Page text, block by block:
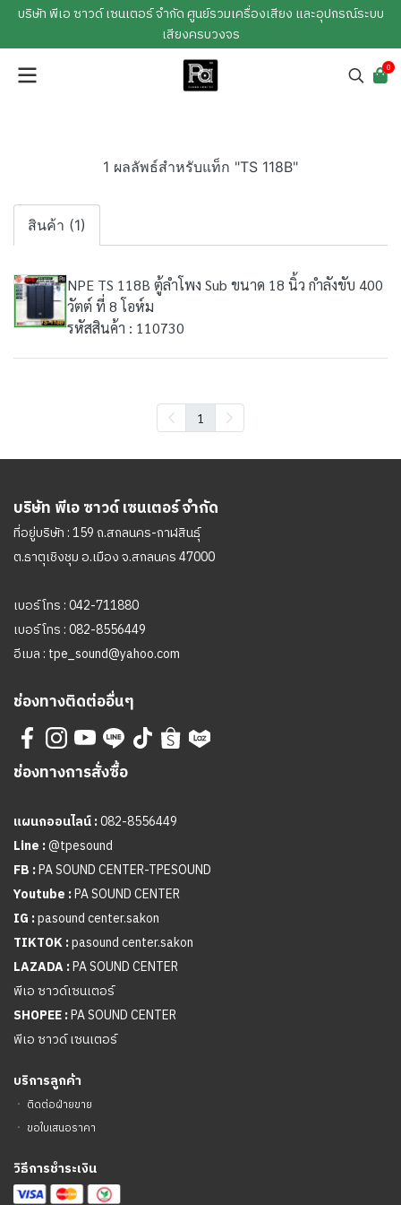
บริษัท พีเอ ซาวด์ เซนเตอร์ จำกัด ศูนย์รวมเครื่องเสียง และอุปกรณ์ระบบ
เสียงครบวงจร
0
1 ผลลัพธ์สำหรับแท็ก "TS 118B"
สินค้า (1)
NPE TS 118B ตู้ลำโพง Sub ขนาด 18 นิ้ว กำลังขับ 400
วัตต์ ที่ 8 โอห์ม
รหัสสินค้า : 110730
1
บริษัท พีเอ ซาวด์ เซนเตอร์ จำกัด
ที่อยู่บริษัท : 159 ถ.สกลนคร-กาฬสินธุ์
ต.ธาตุเชิงชุม อ.เมือง จ.สกลนคร 47000
เบอร์โทร :042-711880
เบอร์โทร :082-8556449
อีเมล : tpe_sound@yahoo.com
ช่องทางติดต่ออื่นๆ
ช่องทางการสั่งซื้อ
แผนกออนไลน์ :082-8556449
Line :@tpesound
FB :PA SOUND CENTER-TPESOUND
Youtube :PA SOUND CENTER
IG :pasound center.sakon
TIKTOK :pasound center.sakon
LAZADA :PA SOUND CENTER
พีเอ ซาวด์เซนเตอร์
SHOPEE :PA SOUND CENTER
พีเอ ซาวด์ เซนเตอร์
บริการลูกค้า
ㆍ ติดต่อฝ่ายขาย
ㆍ ขอใบเสนอราคา
วิธีการชำระเงิน